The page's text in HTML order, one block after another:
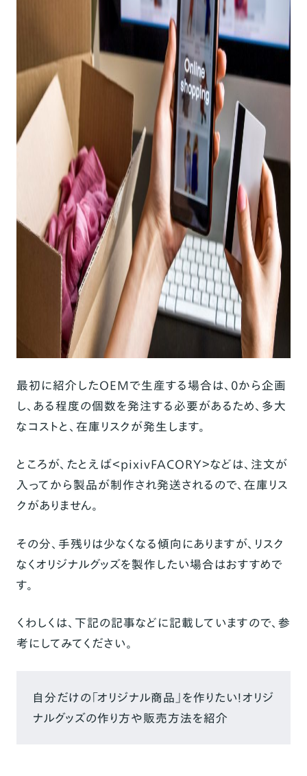
最初に紹介したOEMで生産する場合は、0から企画
し、ある程度の個数を発注する必要があるため、多大
なコストと、在庫リスクが発生します。
ところが、たとえば＜pixivFACORY＞などは、注文が
入ってから製品が制作され発送されるので、在庫リス
クがありません。
その分、手残りは少なくなる傾向にありますが、リスク
なくオリジナルグッズを製作したい場合はおすすめで
す。
くわしくは、下記の記事などに記載していますので、参
考にしてみてください。
自分だけの「オリジナル商品」を作りたい！オリジ
ナルグッズの作り方や販売方法を紹介